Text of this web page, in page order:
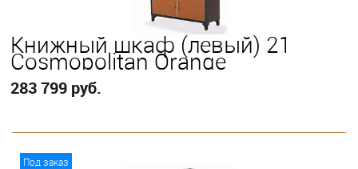
Книжный шкаф (левый) 21
Cosmopolitan Orange
283 799 руб.
Под заказ